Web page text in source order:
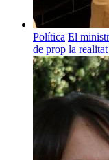
Política El
de prop la